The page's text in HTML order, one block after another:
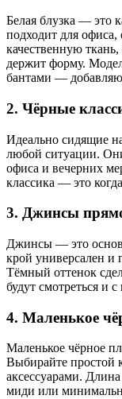
Белая блузка — это
подходит для
качественную
держит форму.
бантами —
2. Чёрные
Идеально сидящие
любой ситуации.
офиса и вечерних
классика — это
3. Джинсы
Джинсы — это
крой универсален и
Тёмный оттенок
будут смотреться и
4. Маленькое
Маленькое чёрное
Выбирайте простой
аксессуарами.
миди или